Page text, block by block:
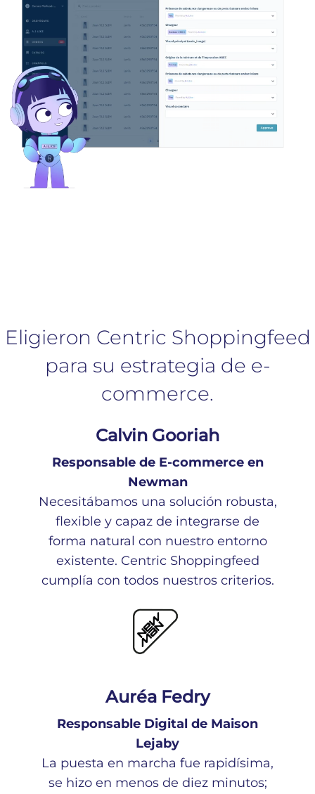
Eligieron Centric Shoppingfeed
para su estrategia de e-
commerce.
Calvin Gooriah
Responsable de E-commerce en
Newman
Necesitábamos una solución robusta,
flexible y capaz de integrarse de
forma natural con nuestro entorno
existente. Centric Shoppingfeed
cumplía con todos nuestros criterios.
Auréa Fedry
Responsable Digital de Maison
Lejaby
La puesta en marcha fue rapidísima,
se hizo en menos de diez minutos;